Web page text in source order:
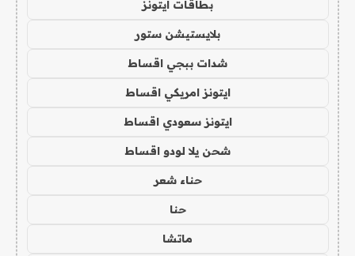
بطاقات ايتونز
بلايستيشن ستور
شدات ببجي اقساط
ايتونز امريكي اقساط
ايتونز سعودي اقساط
شحن يلا لودو اقساط
حناء شعر
حنا
ماتشا